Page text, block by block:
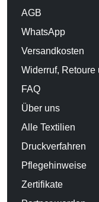
AGB
WhatsApp
Versandkosten
Widerruf, Retoure
FAQ
Über uns
Alle Textilien
Druckverfahren
Pflegehinweise
Zertifikate